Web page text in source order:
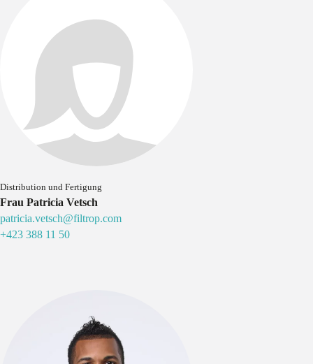
Distribution und Fertigung
Frau Patricia Vetsch
patricia.vetsch@filtrop.com
+423 388 11 50